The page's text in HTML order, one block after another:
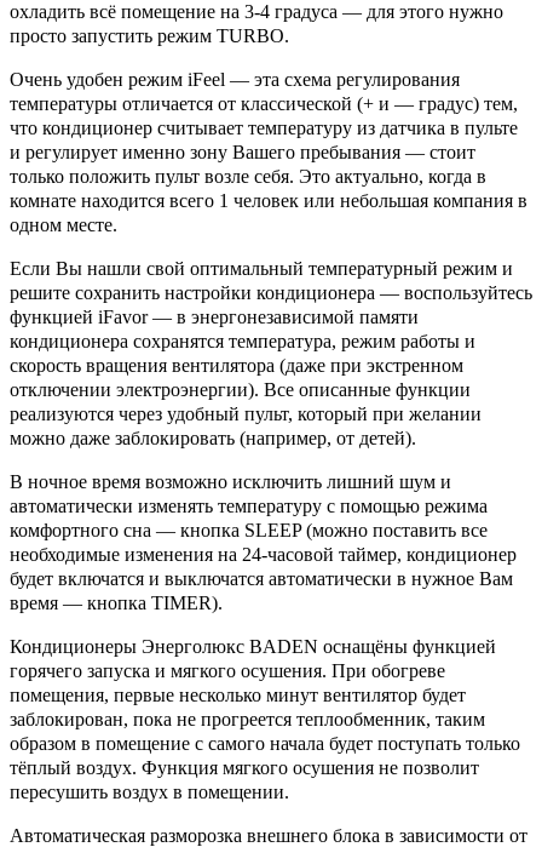
охладить всё помещение на 3-4 градуса — для этого нужно
просто запустить режим TURBO.
Очень удобен режим iFeel — эта схема регулирования
температуры отличается от классической (+ и — градус) тем,
что кондиционер считывает температуру из датчика в пульте
и регулирует именно зону Вашего пребывания — стоит
только положить пульт возле себя. Это актуально, когда в
комнате находится всего 1 человек или небольшая компания в
одном месте.
Если Вы нашли свой оптимальный температурный режим и
решите сохранить настройки кондиционера — воспользуйтесь
функцией iFavor — в энергонезависимой памяти
кондиционера сохранятся температура, режим работы и
скорость вращения вентилятора (даже при экстренном
отключении электроэнергии). Все описанные функции
реализуются через удобный пульт, который при желании
можно даже заблокировать (например, от детей).
В ночное время возможно исключить лишний шум и
автоматически изменять температуру с помощью режима
комфортного сна — кнопка SLEEP (можно поставить все
необходимые изменения на 24-часовой таймер, кондиционер
будет включатся и выключатся автоматически в нужное Вам
время — кнопка TIMER).
Кондиционеры Энерголюкс BADEN оснащёны функцией
горячего запуска и мягкого осушения. При обогреве
помещения, первые несколько минут вентилятор будет
заблокирован, пока не прогреется теплообменник, таким
образом в помещение с самого начала будет поступать только
тёплый воздух. Функция мягкого осушения не позволит
пересушить воздух в помещении.
Автоматическая разморозка внешнего блока в зависимости от